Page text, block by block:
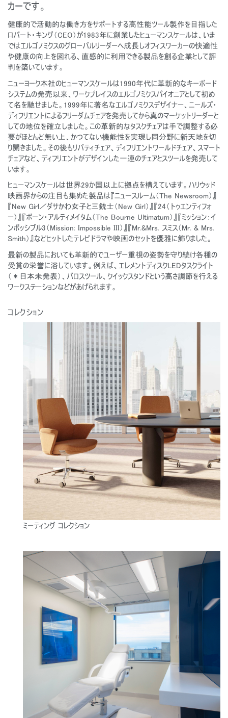
サインイン
SIGN IN WITH SSO
パスワードを忘れた
Select
Region
アカウント作成
リファレンスコード
Close
Box
カーです。
健康的で活動的な働き方をサポートする高性能ツール製作を目指した
ロバート・キング（CEO）が1983年に創業したヒューマンスケールは、いま
ではエルゴノミクスのグローバルリーダーへ成長しオフィスワーカーの快適性
や健康の向上を図れる、直感的に利用できる製品を創る企業として評
判を築いています。
ニューヨーク本社のヒューマンスケールは1990年代に革新的なキーボード
システムの発売以来、ワークプレイスのエルゴノミクスパイオニアとして初め
て名を馳せました。1999年に著名なエルゴノミクスデザイナー、ニールズ・
ディフリエントによるフリーダムチェアを発売してから真のマーケットリーダーと
しての地位を確立しました。この革新的なタスクチェアは手で調整する必
要がほとんど無い上、かつてない機能性を実現し同分野に新天地を切
り開きました。その後もリバティチェア、ディフリエントワールドチェア、スマート
チェアなど、ディフリエントがデザインした一連のチェアとスツールを発売して
います。
ヒューマンスケールは世界29か国以上に拠点を構えています。ハリウッド
映画界からの注目も集めた製品は『ニュースルーム（The Newsroom）』
『New Girl／ダサかわ女子と三銃士（New Girl）』『24（トゥエンティフォ
ー）』『ボーン・アルティメイタム（The Bourne Ultimatum）』『ミッション：イ
ンポッシブル3（Mission: Impossible III）』『Mr.&Mrs. スミス（Mr. & Mrs.
Smith）』などヒットしたテレビドラマや映画のセットを優雅に飾りました。
最新の製品においても革新的でユーザー重視の姿勢を守り続け各種の
受賞の栄誉に浴しています。例えば、エレメントディスクLEDタスクライト
（＊日本未発表）、バロスツール、クイックスタンドという高さ調節を行える
ワークステーションなどがあげられます。
コレクション
ミーティング コレクション